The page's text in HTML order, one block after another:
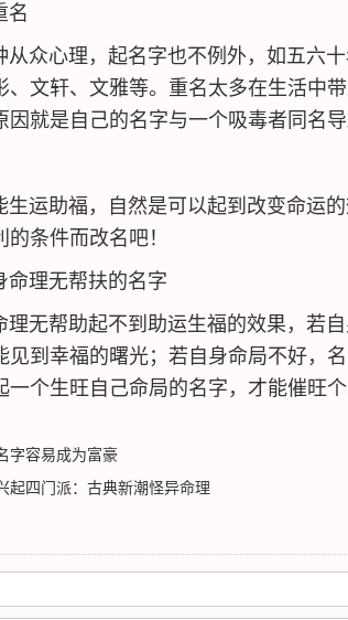
心理，起名字也不例外，如五六十
、文轩、文雅等。重名太多在生活中
因就是自己的名字与一个吸毒者同名
助福，自然是可以起到改变命运的
条件而改名吧！
理无帮扶的名字
帮助起不到助运生福的效果，若自
见到幸福的曙光；若自身命局不好，
一个生旺自己命局的名字，才能催旺
字容易成为富豪
起四门派：古典新潮怪异命理